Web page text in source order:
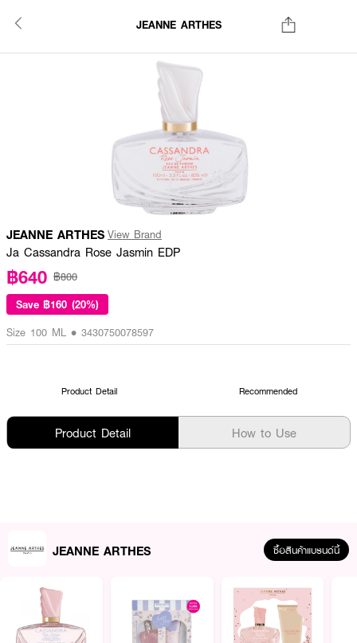
JEANNE ARTHES
JEANNE ARTHES View Brand
Ja Cassandra Rose Jasmin EDP
฿640 ฿800
Save ฿160 (20%)
Size 100 ML • 3430750078597
Product Detail Recommended
Product Detail How to Use
JEANNE ARTHES ซื้อสินค้าแบรนด์นี้